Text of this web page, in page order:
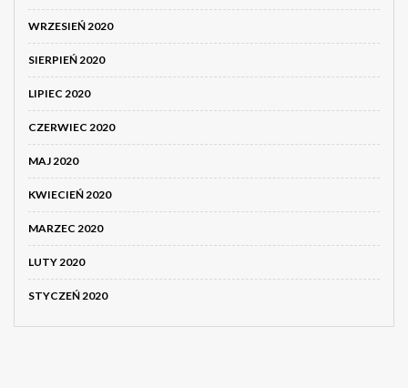
WRZESIEŃ 2020
SIERPIEŃ 2020
LIPIEC 2020
CZERWIEC 2020
MAJ 2020
KWIECIEŃ 2020
MARZEC 2020
LUTY 2020
STYCZEŃ 2020